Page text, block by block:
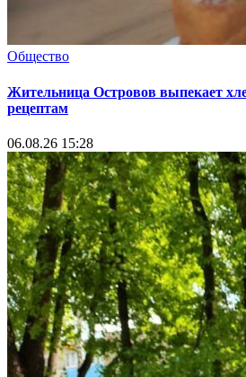
Общество
Жительница Островов выпекает
рецептам
06.08.26 15:28